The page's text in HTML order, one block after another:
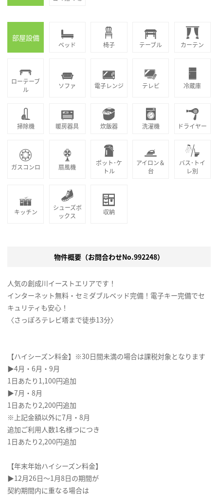
部屋設備
ベッド 椅子 テーブル カーテン
ローテーブ
ル
ソファ 電子レンジ テレビ 冷蔵庫
掃除機 暖房器具 炊飯器 洗濯機 ドライヤー
ガスコンロ 扇風機
ポット･ケ
トル
アイロン＆
台
バス･トイ
レ別
キッチン
シューズボ
ックス
収納
物件概要（お問合わせNo.992248）
人気の創成川イーストエリアです！
インターネット無料・セミダブルベッド完備！電子キー完備でセ
キュリティも安心！
〈さっぽろテレビ塔まで徒歩13分〉
【ハイシーズン料金】※30日間未満の場合は課税対象となります
▶4月・6月・9月
1日あたり1,100円追加
▶7月・8月
1日あたり2,200円追加
※上記金額以外に7月・8月
追加ご利用人数1名様つにつき
1日あたり2,200円追加
【年末年始ハイシーズン料金】
▶12月26日～1月8日の期間が
契約期間内に重なる場合は